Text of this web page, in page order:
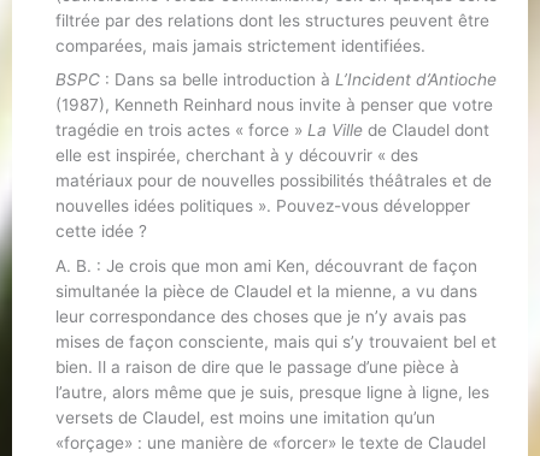
filtrée par des relations dont les structures peuvent être
comparées, mais jamais strictement identifiées.
BSPC : Dans sa belle introduction à L’Incident d’Antioche
(1987), Kenneth Reinhard nous invite à penser que votre
tragédie en trois actes « force » La Ville de Claudel dont
elle est inspirée, cherchant à y découvrir « des
matériaux pour de nouvelles possibilités théâtrales et de
nouvelles idées politiques ». Pouvez-vous développer
cette idée ?
A. B. : Je crois que mon ami Ken, découvrant de façon
simultanée la pièce de Claudel et la mienne, a vu dans
leur correspondance des choses que je n’y avais pas
mises de façon consciente, mais qui s’y trouvaient bel et
bien. Il a raison de dire que le passage d’une pièce à
l’autre, alors même que je suis, presque ligne à ligne, les
versets de Claudel, est moins une imitation qu’un
«forçage» : une manière de «forcer» le texte de Claudel